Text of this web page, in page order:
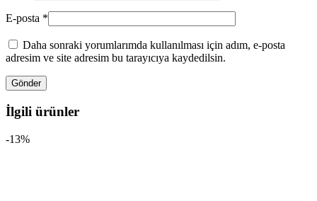
E-posta *
Daha sonraki yorumlarımda kullanılması için adım, e-posta
adresim ve site adresim bu tarayıcıya kaydedilsin.
İlgili ürünler
-13%